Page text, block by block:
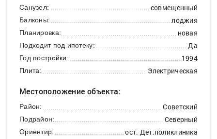
Санузел: совмещенный
Балконы: лоджия
Планировка: новая
Подходит под ипотеку: Да
Год постройки: 1994
Плита: Электрическая
Местоположение объекта:
Район: Советский
Подрайон: Северный
Ориентир: ост. Дет.поликлиника